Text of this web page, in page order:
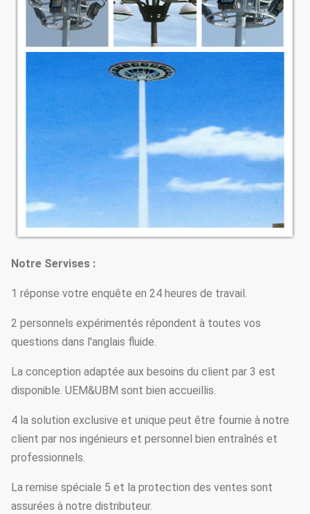
Notre Servises :
1 réponse votre enquête en 24 heures de travail.
2 personnels expérimentés répondent à toutes vos
questions dans l'anglais fluide.
La conception adaptée aux besoins du client par 3 est
disponible. UEM&UBM sont bien accueillis.
4 la solution exclusive et unique peut être fournie à notre
client par nos ingénieurs et personnel bien entraînés et
professionnels.
La remise spéciale 5 et la protection des ventes sont
assurées à notre distributeur.